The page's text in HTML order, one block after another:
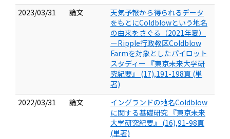
2023/03/31
論文
天気予報から得られるデータ
をもとにColdblowという地名
の由来をさぐる（2021年夏）
ーRipple行政教区Coldblow
Farmを対象としたパイロット
スタディー 『東京未来大学研
究紀要』 (17),191-198頁 (単
著)
2022/03/31
論文
イングランドの地名Coldblow
に関する基礎研究 『東京未来
大学研究紀要』 (16),91-98頁
(単著)